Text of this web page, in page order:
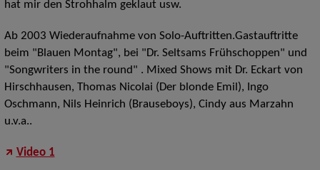
hat mir den Strohhalm geklaut usw.
Ab 2003 Wiederaufnahme von Solo-Auftritten.Gastauftritte
beim "Blauen Montag", bei "Dr. Seltsams Frühschoppen" und
"Songwriters in the round" . Mixed Shows mit Dr. Eckart von
Hirschhausen, Thomas Nicolai (Der blonde Emil), Ingo
Oschmann, Nils Heinrich (Brauseboys), Cindy aus Marzahn
u.v.a..
Video 1